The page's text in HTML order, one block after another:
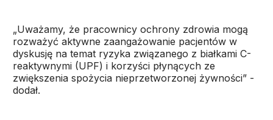
„Uważamy, że pracownicy ochrony zdrowia mogą
rozważyć aktywne zaangażowanie pacjentów w
dyskusję na temat ryzyka związanego z białkami C-
reaktywnymi (UPF) i korzyści płynących ze
zwiększenia spożycia nieprzetworzonej żywności” -
dodał.